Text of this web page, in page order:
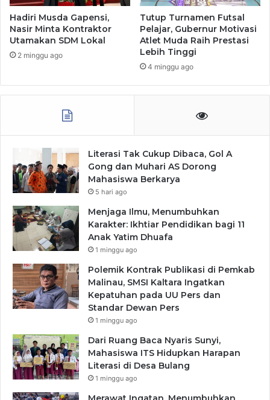
Hadiri Musda Gapensi,
Nasir Minta Kontraktor
Utamakan SDM Lokal
2 minggu ago
Tutup Turnamen Futsal
Pelajar, Gubernur Motivasi
Atlet Muda Raih Prestasi
Lebih Tinggi
4 minggu ago
Literasi Tak Cukup Dibaca, Gol A
Gong dan Muhari AS Dorong
Mahasiswa Berkarya
5 hari ago
Menjaga Ilmu, Menumbuhkan
Karakter: Ikhtiar Pendidikan bagi 11
Anak Yatim Dhuafa
1 minggu ago
Polemik Kontrak Publikasi di Pemkab
Malinau, SMSI Kaltara Ingatkan
Kepatuhan pada UU Pers dan
Standar Dewan Pers
1 minggu ago
Dari Ruang Baca Nyaris Sunyi,
Mahasiswa ITS Hidupkan Harapan
Literasi di Desa Bulang
1 minggu ago